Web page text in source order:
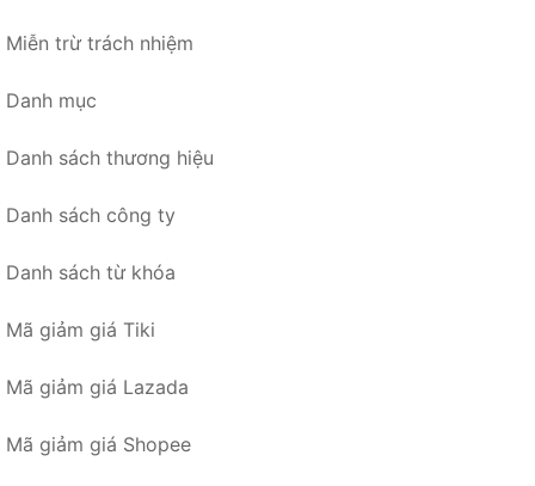
Miễn trừ trách nhiệm
Danh mục
Danh sách thương hiệu
Danh sách công ty
Danh sách từ khóa
Mã giảm giá Tiki
Mã giảm giá Lazada
Mã giảm giá Shopee